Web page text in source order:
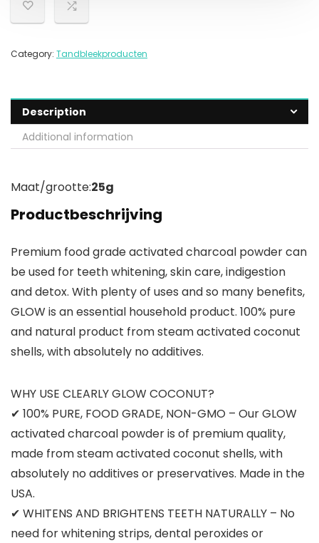
Category: Tandbleekproducten
Description
Additional information
Maat/grootte:25g
Productbeschrijving
Premium food grade activated charcoal powder can
be used for teeth whitening, skin care, indigestion
and detox. With plenty of uses and so many benefits,
GLOW is an essential household product. 100% pure
and natural product from steam activated coconut
shells, with absolutely no additives.
WHY USE CLEARLY GLOW COCONUT?
✔ 100% PURE, FOOD GRADE, NON-GMO – Our GLOW
activated charcoal powder is of premium quality,
made from steam activated coconut shells, with
absolutely no additives or preservatives. Made in the
USA.
✔ WHITENS AND BRIGHTENS TEETH NATURALLY – No
need for whitening strips, dental peroxides or